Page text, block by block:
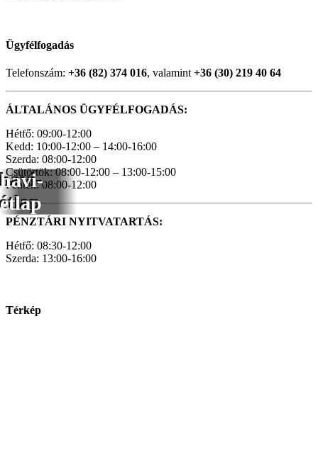
havi-
étlap
Ügyfélfogadás
Telefonszám: +36 (82) 374 016, valamint +36 (30) 219 40 64
ÁLTALÁNOS ÜGYFÉLFOGADÁS:
Hétfő: 09:00-12:00
Kedd: 10:00-12:00 – 14:00-16:00
Szerda: 08:00-12:00
Csütörtök: 08:00-12:00 – 13:00-15:00
Péntek: 08:00-12:00
PÉNZTÁRI NYITVATARTÁS:
Hétfő: 08:30-12:00
Szerda: 13:00-16:00
Térkép